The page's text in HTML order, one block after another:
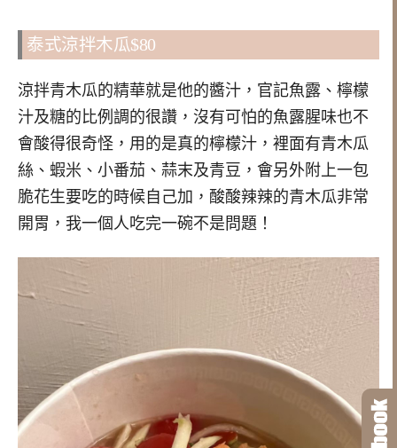
泰式涼拌木瓜$80
涼拌青木瓜的精華就是他的醬汁，官記魚露、檸檬
汁及糖的比例調的很讚，沒有可怕的魚露腥味也不
會酸得很奇怪，用的是真的檸檬汁，裡面有青木瓜
絲、蝦米、小番茄、蒜末及青豆，會另外附上一包
脆花生要吃的時候自己加，酸酸辣辣的青木瓜非常
開胃，我一個人吃完一碗不是問題！